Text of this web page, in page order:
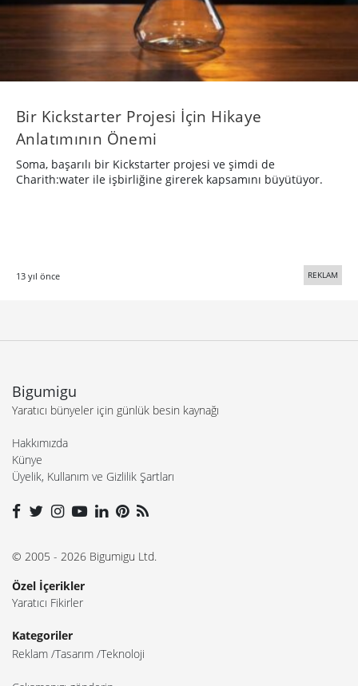
Bir Kickstarter Projesi İçin Hikaye
Anlatımının Önemi
Soma, başarılı bir Kickstarter projesi ve şimdi de
Charith:water ile işbirliğine girerek kapsamını büyütüyor.
13 yıl önce REKLAM
Bigumigu
Yaratıcı bünyeler için günlük besin kaynağı
Hakkımızda
Künye
Üyelik, Kullanım ve Gizlilik Şartları
© 2005 - 2026 Bigumigu Ltd.
Özel İçerikler
Yaratıcı Fikirler
Kategoriler
Reklam Tasarım Teknoloji